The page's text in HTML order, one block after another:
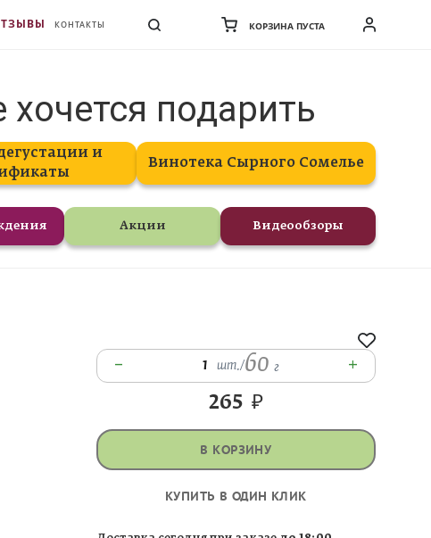
КОНТАКТЫ КОРЗИНА ПУСТА
подарить
и
Винотека Сырного Сомелье
Акции Видеообзоры
– 1 шт./60г +
265 ₽
В КОРЗИНУ
КУПИТЬ В ОДИН КЛИК